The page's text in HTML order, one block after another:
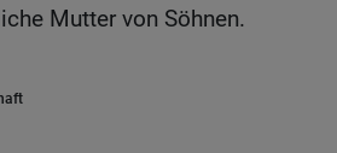
Mutter von Söhnen.